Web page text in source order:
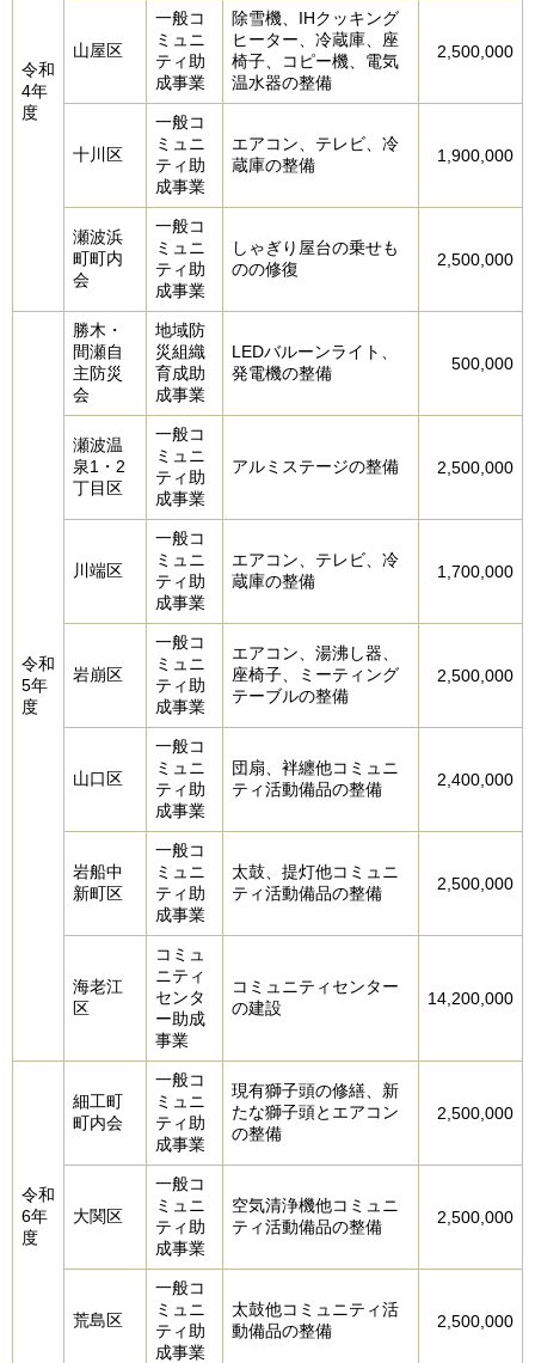
令和
4年
度
山屋区
一般コ
ミュニ
ティ助
成事業
除雪機、IHクッキング
ヒーター、冷蔵庫、座
椅子、コピー機、電気
温水器の整備
2,500,000
十川区
一般コ
ミュニ
ティ助
成事業
エアコン、テレビ、冷
蔵庫の整備
1,900,000
瀬波浜
町町内
会
一般コ
ミュニ
ティ助
成事業
しゃぎり屋台の乗せも
のの修復
2,500,000
令和
5年
度
勝木・
間瀬自
主防災
会
地域防
災組織
育成助
成事業
LEDバルーンライト、
発電機の整備
500,000
瀬波温
泉1・2
丁目区
一般コ
ミュニ
ティ助
成事業
アルミステージの整備 2,500,000
川端区
一般コ
ミュニ
ティ助
成事業
エアコン、テレビ、冷
蔵庫の整備
1,700,000
岩崩区
一般コ
ミュニ
ティ助
成事業
エアコン、湯沸し器、
座椅子、ミーティング
テーブルの整備
2,500,000
山口区
一般コ
ミュニ
ティ助
成事業
団扇、袢纏他コミュニ
ティ活動備品の整備
2,400,000
岩船中
新町区
一般コ
ミュニ
ティ助
成事業
太鼓、提灯他コミュニ
ティ活動備品の整備
2,500,000
海老江
区
コミュ
ニティ
センタ
ー助成
事業
コミュニティセンター
の建設
14,200,000
令和
6年
度
細工町
町内会
一般コ
ミュニ
ティ助
成事業
現有獅子頭の修繕、新
たな獅子頭とエアコン
の整備
2,500,000
大関区
一般コ
ミュニ
ティ助
成事業
空気清浄機他コミュニ
ティ活動備品の整備
2,500,000
荒島区
一般コ
ミュニ
ティ助
成事業
太鼓他コミュニティ活
動備品の整備
2,500,000